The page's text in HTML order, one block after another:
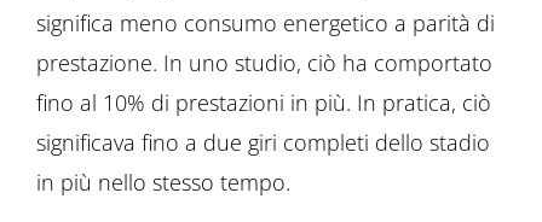
significa meno consumo energetico a parità di
prestazione. In uno studio, ciò ha comportato
fino al 10% di prestazioni in più. In pratica, ciò
significava fino a due giri completi dello stadio
in più nello stesso tempo.